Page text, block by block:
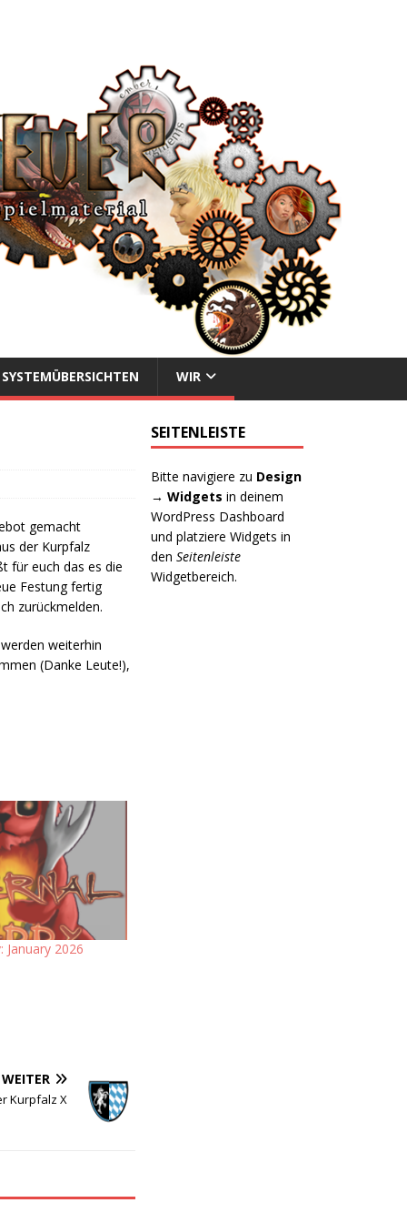
SYSTEMÜBERSICHTEN WIR
gemacht
der Kurpfalz
für euch das es die
Festung fertig
zurückmelden.
weiterhin
(Danke Leute!),
January 2026
WEITER
Kurpfalz X
SEITENLEISTE
Bitte navigiere zu Design
→ Widgets in deinem
WordPress Dashboard
und platziere Widgets in
denSeitenleiste
Widgetbereich.